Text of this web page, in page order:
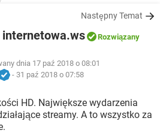
FACEBOOK
FACEBOOK
TIKTOK
NETFLIX
FACEBOOK
TIKTOK
NETFLIX
TIKTOK
WHATSAPP
Następny Temat
Rozwiązany
dnia 17 paź 2018 o 08:01
- 31 paź 2018 o 07:58
HD. Największe wydarzenia
streamy. A to wszystko za